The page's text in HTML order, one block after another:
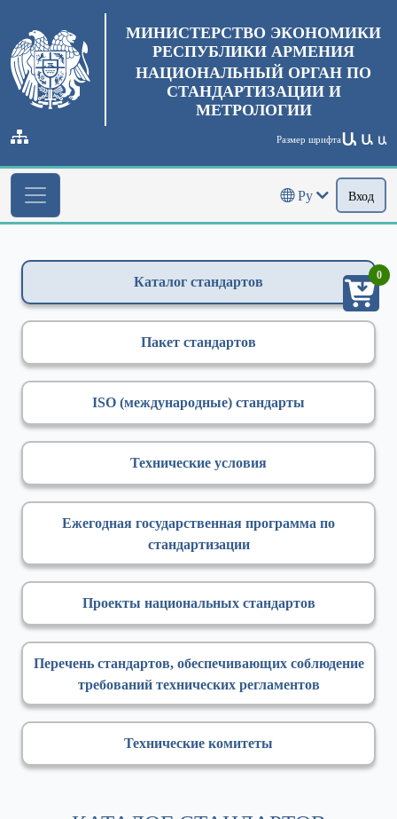
МИНИСТЕРСТВО ЭКОНОМИКИ
РЕСПУБЛИКИ АРМЕНИЯ
НАЦИОНАЛЬНЫЙ ОРГАН ПО
СТАНДАРТИЗАЦИИ И
МЕТРОЛОГИИ
Размер шрифтаԱ Ա Ա
Ру Вход
Каталог стандартов
Пакет стандартов
ISO (международные) стандарты
Технические условия
Ежегодная государственная программа по
стандартизации
Проекты национальных стандартов
Перечень стандартов, обеспечивающих соблюдение
требований технических регламентов
Технические комитеты
0